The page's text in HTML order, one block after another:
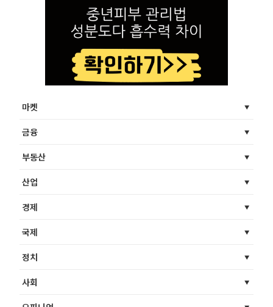
마켓
금융
부동산
산업
경제
국제
정치
사회